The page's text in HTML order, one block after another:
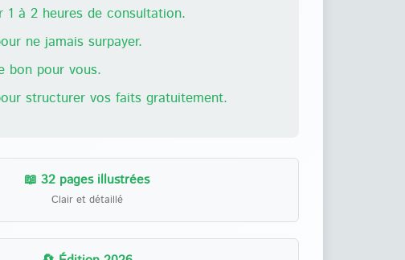
1 à 2 heures de consultation.
ne jamais surpayer.
bon pour vous.
structurer vos faits gratuitement.
📖 32 pages illustrées
Clair et détaillé